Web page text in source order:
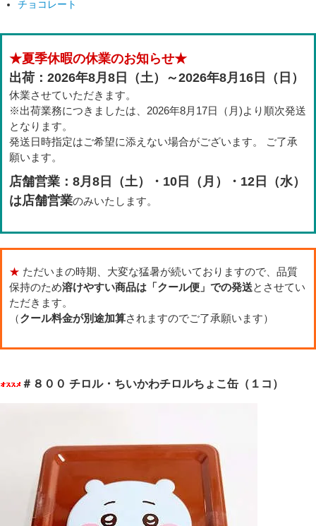
チョコレート
★夏季休暇の休業のお知らせ★
出荷：2026年8月8日（土）～2026年8月16日（日）
休業させていただきます。
※出荷業務につきましたは、2026年8月17日（月)より順次発送
となります。
発送日時指定はご希望に添えない場合がございます。 ご了承
願います。
店舗営業：8月8日（土）・10日（月）・12日（水）
は店舗営業のみいたします。
★ ただいまの時期、大変な猛暑が続いておりますので、品質
保持のため溶けやすい商品は「クール便」での発送とさせてい
ただきます。
（クール料金が別途加算されますのでご了承願います）
＃８００ チロル・ちいかわチロルちょこ缶（１コ）